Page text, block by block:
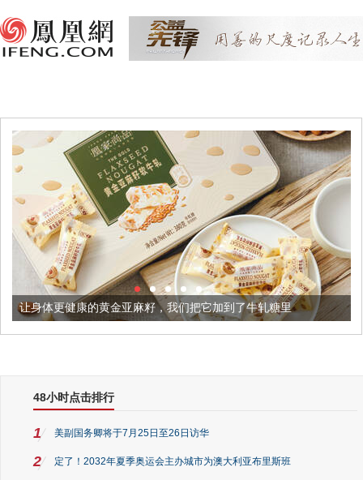
黄金亚麻籽，我们把它加到了牛轧糖里 被列入佛家七宝
48小时点击排行
1 美副国务卿将于7月25日至26日访华
2 定了！2032年夏季奥运会主办城市为澳大利亚布里斯班